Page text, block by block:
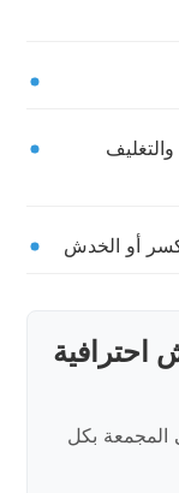
أو الخدش
المجمعة بكل